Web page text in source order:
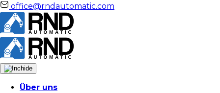
office@rndautomatic.com
Über uns